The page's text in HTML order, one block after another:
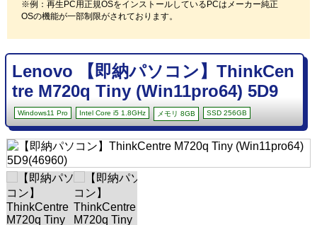
※例：再生PC用正規OSをインストールしているPCはメーカー純正
OSの機能が一部制限がされております。
Lenovo 【即納パソコン】ThinkCen
tre M720q Tiny (Win11pro64) 5D9
Windows11 Pro Intel Core i5 1.8GHz メモリ 8GB SSD 256GB